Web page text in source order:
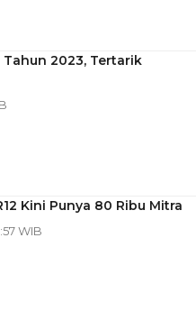
2023, Tertarik
Kini Punya 80 Ribu Mitra
WIB